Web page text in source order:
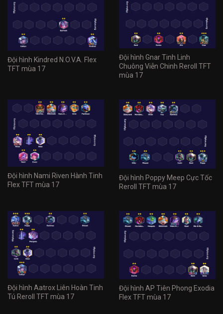
Đội hình Kindred N.O.V.A. Flex
TFT mùa 17
Đội hình Gnar Tinh Linh
Chuông Viễn Chinh Reroll TFT
mùa 17
Đội hình Nami Riven Hành Tinh
Flex TFT mùa 17
Đội hình Poppy Meep Cực Tốc
Reroll TFT mùa 17
Đội hình Aatrox Liên Hoàn Tinh
Tú Reroll TFT mùa 17
Đội hình AP Tiên Phong Exodia
Flex TFT mùa 17